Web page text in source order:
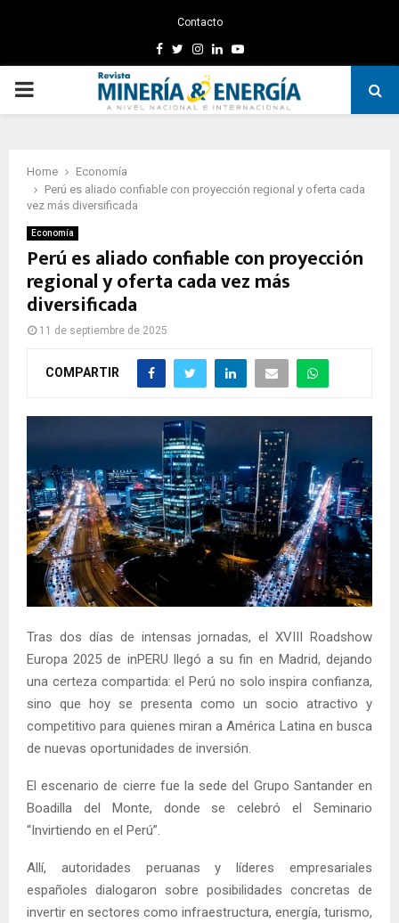
Contacto
Facebook
TwitterInstagram
LinkedinYoutube
PRIMARY
Home
Economía
Perú es aliado confiable con proyección regional y oferta cada
vez más diversificada
Economía
Perú es aliado confiable con proyección
regional y oferta cada vez más
diversificada
11 de septiembre de 2025
COMPARTIR
Tras dos días de intensas jornadas, el XVIII Roadshow
Europa 2025 de inPERU llegó a su fin en Madrid, dejando
una certeza compartida: el Perú no solo inspira confianza,
sino que hoy se presenta como un socio atractivo y
competitivo para quienes miran a América Latina en busca
de nuevas oportunidades de inversión.
El escenario de cierre fue la sede del Grupo Santander en
Boadilla del Monte, donde se celebró el Seminario
“Invirtiendo en el Perú”.
Allí, autoridades peruanas y líderes empresariales
españoles dialogaron sobre posibilidades concretas de
invertir en sectores como infraestructura, energía, turismo,